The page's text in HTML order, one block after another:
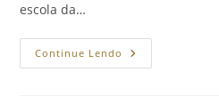
escola da…
Continue Lendo Morte
De